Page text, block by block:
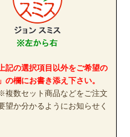
記の選択項目以外をご希望の
欄にお書き添え下さい。
複数セット商品などをご注文
望か分かるようにお知らせく